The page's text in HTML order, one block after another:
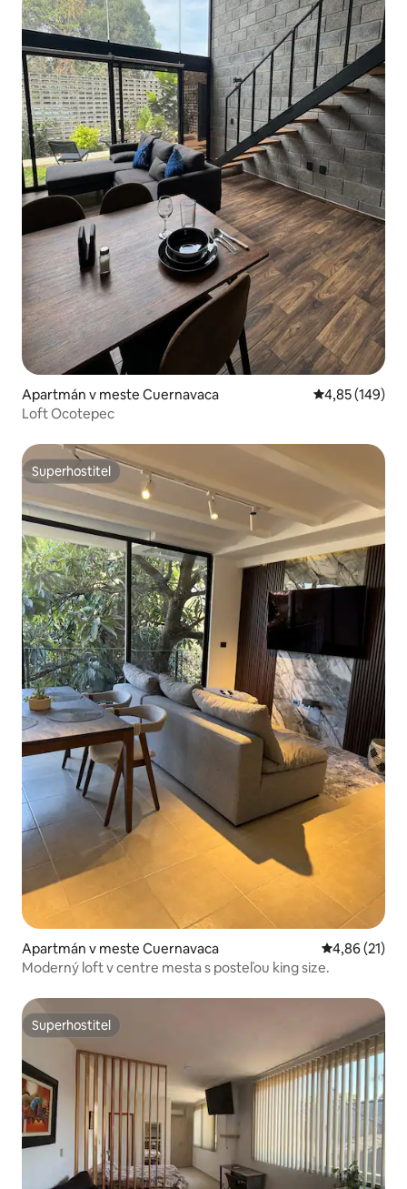
Apartmán v meste Cuernavaca Priemerné
4,85 (149)
Loft Ocotepec
Superhostiteľ
Superhostiteľ
Apartmán v meste Cuernavaca Priemerné
4,86 (21)
Moderný loft v centre mesta s posteľou king size.
Superhostiteľ
Superhostiteľ